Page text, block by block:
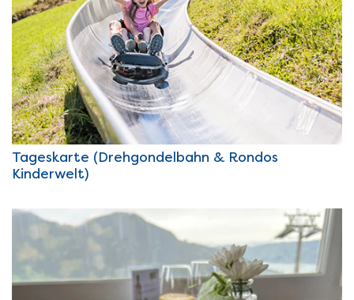
Tageskarte (Drehgondelbahn & Rondos
Kinderwelt)